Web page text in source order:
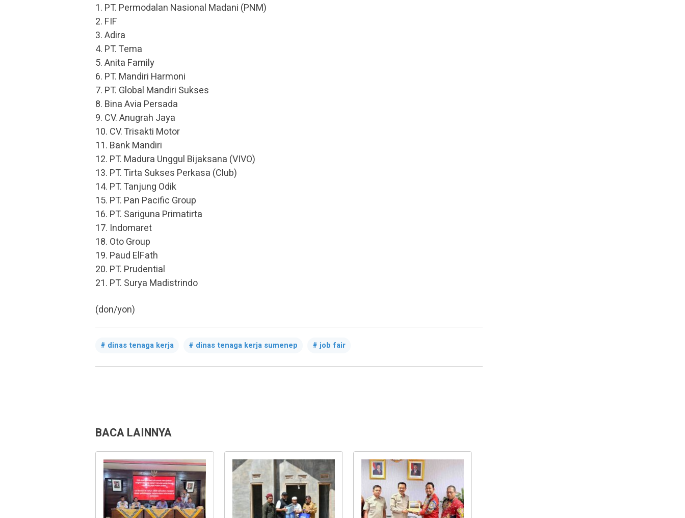
1. PT. Permodalan Nasional Madani (PNM)
2. FIF
3. Adira
4. PT. Tema
5. Anita Family
6. PT. Mandiri Harmoni
7. PT. Global Mandiri Sukses
8. Bina Avia Persada
9. CV. Anugrah Jaya
10. CV. Trisakti Motor
11. Bank Mandiri
12. PT. Madura Unggul Bijaksana (VIVO)
13. PT. Tirta Sukses Perkasa (Club)
14. PT. Tanjung Odik
15. PT. Pan Pacific Group
16. PT. Sariguna Primatirta
17. Indomaret
18. Oto Group
19. Paud ElFath
20. PT. Prudential
21. PT. Surya Madistrindo
(don/yon)
dinas tenaga kerja dinas tenaga kerja sumenep job fair
BACA LAINNYA